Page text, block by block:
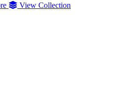
View Collection